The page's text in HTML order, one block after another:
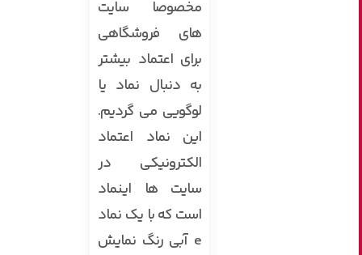
مخصوصا سایت
های فروشگاهی
برای اعتماد بیشتر
به دنبال نماد یا
لوگویی می گردیم.
این نماد اعتماد
الکترونیکی در
سایت ها اینماد
است که با یک نماد
e آبی رنگ نمایش